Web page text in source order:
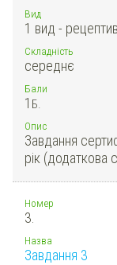
Вид
1 вид -
Складність
середнє
Бали
1 Б.
Опис
Завдання
рік (додаткова
Номер
3.
Назва
Завдання 3